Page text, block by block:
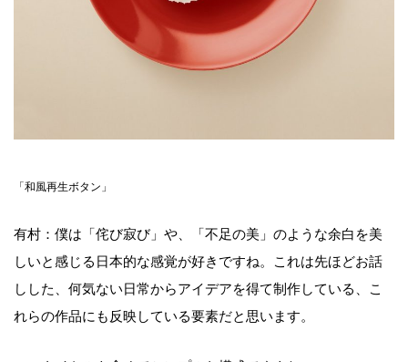
「和風再生ボタン」
有村：僕は「侘び寂び」や、「不足の美」のような余白を美
しいと感じる日本的な感覚が好きですね。これは先ほどお話
しした、何気ない日常からアイデアを得て制作している、こ
れらの作品にも反映している要素だと思います。